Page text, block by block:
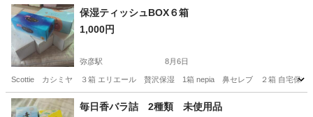
保湿ティッシュBOX６箱
1,000円
弥彦駅 8月6日
Scottie カシミヤ ３箱 エリエール 贅沢保湿 1箱 nepia 鼻セレブ ２箱 自宅保管の為
新潟 佐渡市 弥彦駅 その他
毎日香バラ詰 2種類 未使用品